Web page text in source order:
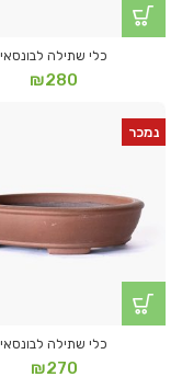
כלי שתילה לבונסאי
₪280
נמכר
כלי שתילה לבונסאי
₪270